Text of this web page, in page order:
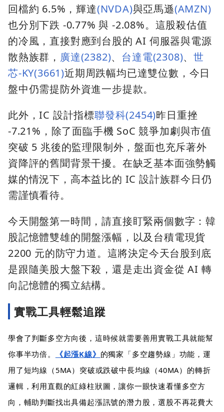
回檔約 6.5%，輝達(NVDA)與亞馬遜(AMZN)
也分別下跌 -0.77% 與 -2.08%。這股殺估值
的冷風，直接對應到台股的 AI 伺服器與電源
散熱族群， 廣達(2382)、 台達電(2308)、世
芯-KY(3661)近期周跌幅均已達雙位數，今日
盤中仍需提防外資進一步提款。
此外，IC 設計指標聯發科(2454)昨日重挫
-7.21%，除了面臨手機 SoC 競爭加劇與市值
突破 5 兆後的監理限制外，盤面也充斥著外
資降評的舊聞背景干擾。在缺乏基本面強勢觸
媒的情況下，高本益比的 IC 設計族群今日仍
需謹慎看待。
今天開盤第一時間，請直接盯緊兩個數字：韓
股記憶體雙雄的開盤漲幅，以及台積電現貨
2200 元的防守力道。這將決定今天台股到底
是跟隨美股大盤下殺，還是走出資金從 AI 轉
向記憶體的獨立結構。
實戰工具輕鬆追蹤
學會了判斷多空方向後，這時候就需要善用實戰工具就能幫
你事半功倍。
《起漲K線》 的獨家「多空趨勢線」功能，運
用了短均線（5MA）突破或跌破中長均線（40MA）的轉折
邏輯，利用直觀的紅綠柱狀圖，讓你一眼快速看懂多空方
向，輔助判斷找出具備起漲訊號的潛力股，選股不再花費大